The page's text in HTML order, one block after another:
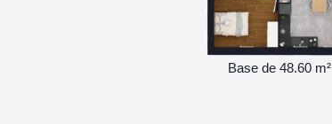
Base de 48.60 m²